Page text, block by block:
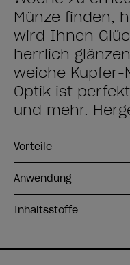
Münze finden,
wird Ihnen
herrlich
weiche Kupfer-
Optik ist
und mehr.
Vorteile
Anwendung
Inhaltsstoffe